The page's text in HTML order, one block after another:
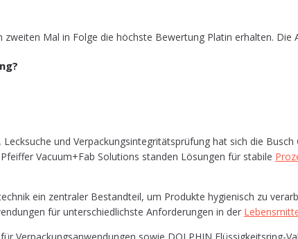
Mal in Folge die höchste Bewertung Platin erhalten. Die
und Ver­pa­ckungs­in­te­gri­täts­prü­fung hat sich die
Vacuum+Fab Solu­ti­ons stan­den Lösun­gen für sta­bi­le
ein zen­tra­ler Bestand­teil, um Pro­duk­te hygie­nisch zu
für unter­schied­lichs­te Anfor­de­run­gen in der